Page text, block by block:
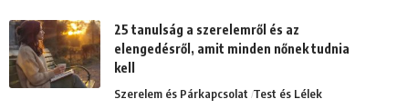
25 tanulság a szerelemről és az
elengedésről, amit minden nőnek tudnia
kell
Szerelem és Párkapcsolat Test és Lélek